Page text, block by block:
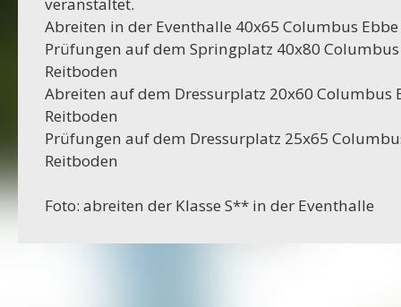
Projekt Egestorf
01-09-2023
RC Stotel
17-08-2023
Projekt Korea
Projekt Italien
Abreiten in der Eventhalle 40x65 Columbus
Prüfungen auf dem Springplatz 40x80
Reitboden
Abreiten auf dem Dressurplatz 20x60 Columbus
Reitboden
Prüfungen auf dem Dressurplatz 25x65
Reitboden
Foto: abreiten der Klasse S** in der Eventhalle